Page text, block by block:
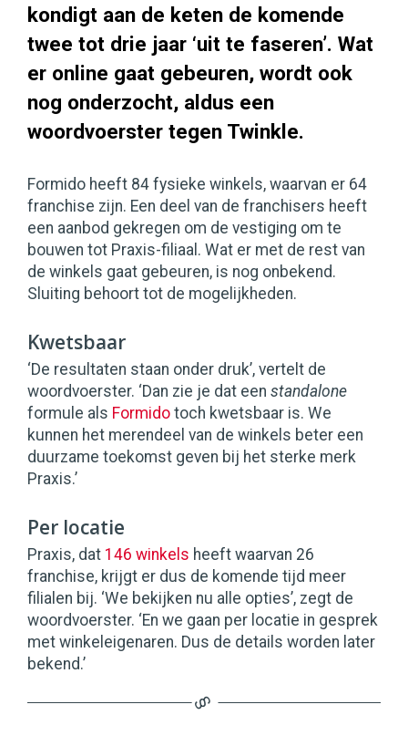
kondigt aan de keten de komende
twee tot drie jaar ‘uit te faseren’. Wat
er online gaat gebeuren, wordt ook
nog onderzocht, aldus een
woordvoerster tegen Twinkle.
Formido heeft 84 fysieke winkels, waarvan er 64
franchise zijn. Een deel van de franchisers heeft
een aanbod gekregen om de vestiging om te
bouwen tot Praxis-filiaal. Wat er met de rest van
de winkels gaat gebeuren, is nog onbekend.
Sluiting behoort tot de mogelijkheden.
Kwetsbaar
‘De resultaten staan onder druk’, vertelt de
woordvoerster. ‘Dan zie je dat een standalone
formule als Formido toch kwetsbaar is. We
kunnen het merendeel van de winkels beter een
duurzame toekomst geven bij het sterke merk
Praxis.’
Per locatie
Praxis, dat 146 winkels heeft waarvan 26
franchise, krijgt er dus de komende tijd meer
filialen bij. ‘We bekijken nu alle opties’, zegt de
woordvoerster. ‘En we gaan per locatie in gesprek
met winkeleigenaren. Dus de details worden later
bekend.’